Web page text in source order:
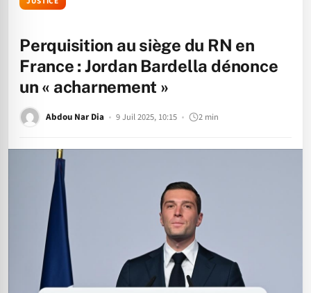
Perquisition au siège du RN en
France : Jordan Bardella dénonce
un « acharnement »
Abdou Nar Dia 9 Juil 2025, 10:15 2 min